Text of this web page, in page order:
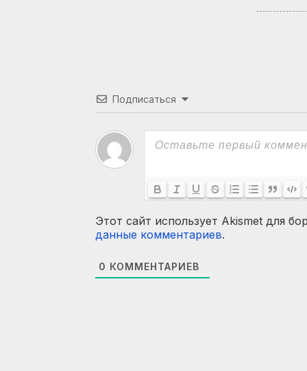
Подписаться
Этот сайт использует Akismet для
данные комментариев.
0 КОММЕНТАРИЕВ